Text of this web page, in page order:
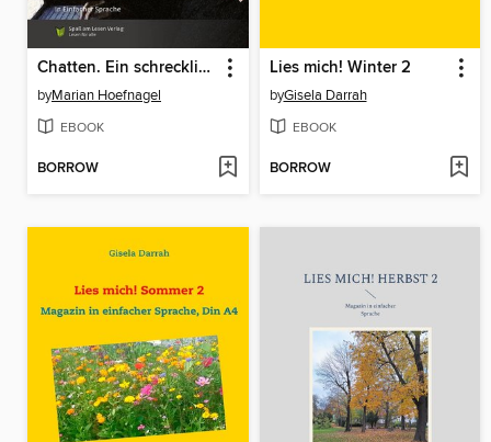
Chatten. Ein schreckliches Geheimnis
byMarian Hoefnagel
EBOOK
BORROW
Lies mich! Winter 2
byGisela Darrah
EBOOK
BORROW